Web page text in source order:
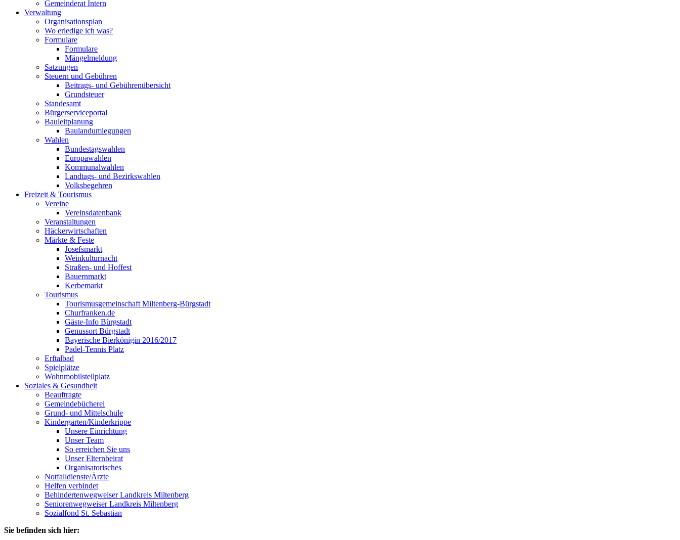
Gemeinderat Intern
Verwaltung
Organisationsplan
Wo erledige ich was?
Formulare
Formulare
Mängelmeldung
Satzungen
Steuern und Gebühren
Beitrags- und Gebührenübersicht
Grundsteuer
Standesamt
Bürgerserviceportal
Bauleitplanung
Baulandumlegungen
Wahlen
Bundestagswahlen
Europawahlen
Kommunalwahlen
Landtags- und Bezirkswahlen
Volksbegehren
Freizeit & Tourismus
Vereine
Vereinsdatenbank
Veranstaltungen
Häckerwirtschaften
Märkte & Feste
Josefsmarkt
Weinkulturnacht
Straßen- und Hoffest
Bauernmarkt
Kerbemarkt
Tourismus
Tourismusgemeinschaft Miltenberg-Bürgstadt
Churfranken.de
Gäste-Info Bürgstadt
Genussort Bürgstadt
Bayerische Bierkönigin 2016/2017
Padel-Tennis Platz
Erftalbad
Spielplätze
Wohnmobilstellplatz
Soziales & Gesundheit
Beauftragte
Gemeindebücherei
Grund- und Mittelschule
Kindergarten/Kinderkrippe
Unsere Einrichtung
Unser Team
So erreichen Sie uns
Unser Elternbeirat
Organisatorisches
Notfalldienste/Ärzte
Helfen verbindet
Behindertenwegweiser Landkreis Miltenberg
Seniorenwegweiser Landkreis Miltenberg
Sozialfond St. Sebastian
Sie befinden sich hier: